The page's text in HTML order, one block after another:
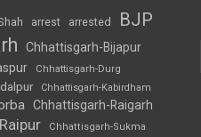
arrest arrested BJP
Chhattisgarh-Bijapur
Chhattisgarh-Durg
Chhattisgarh-Kabirdham
Chhattisgarh-Raigarh
Chhattisgarh-Sukma